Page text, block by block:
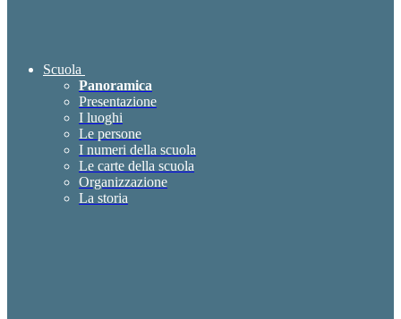
Scuola
Panoramica
Presentazione
I luoghi
Le persone
I numeri della scuola
Le carte della scuola
Organizzazione
La storia